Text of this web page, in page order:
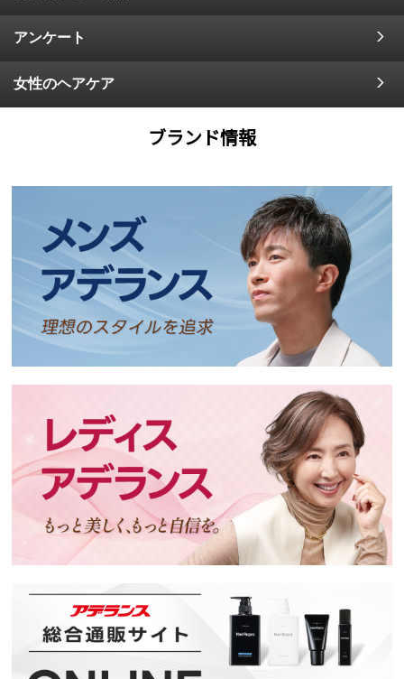
アンケート
女性のヘアケア
ブランド情報